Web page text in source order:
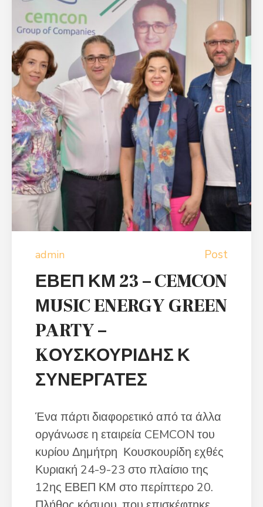
admin Post
ΕΒΕΠ ΚΜ 23 – CEMCON
ΜUSIC ENERGY GREEN
PARTY –
KΟΥΣΚΟΥΡΙΔΗΣ Κ
ΣΥΝΕΡΓΑΤΕΣ
Ένα πάρτι διαφορετικό από τα άλλα
οργάνωσε η εταιρεία CEMCON του
κυρίου Δημήτρη Κουσκουρίδη εχθές
Κυριακή 24-9-23 στο πλαίσιο της
12ης ΕΒΕΠ ΚΜ στο περίπτερο 20.